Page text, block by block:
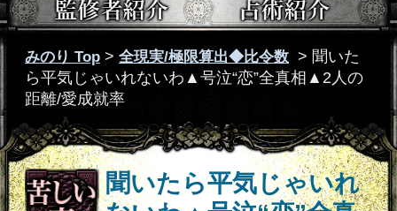
聞いたら平気じゃいれ
ないわ▲号泣“恋”全真
相▲2人の距離/愛成就
率
※衝撃展開につき号泣注意※進展し
ない2人の恋。あの人との仲を阻む障
害や、あの人の中でのあなたの位置
づけを知り、この恋の全真相を明ら